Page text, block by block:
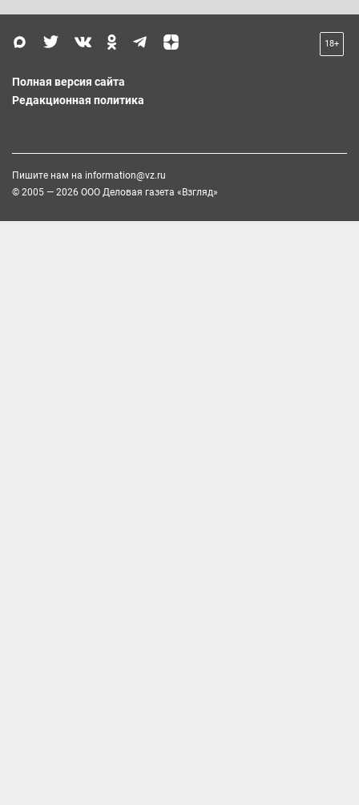
18+
Полная версия сайта
Редакционная политика
Пишите нам на information@vz.ru
© 2005 — 2026 ООО Деловая газета «Взгляд»